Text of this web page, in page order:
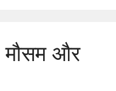
मौसम और